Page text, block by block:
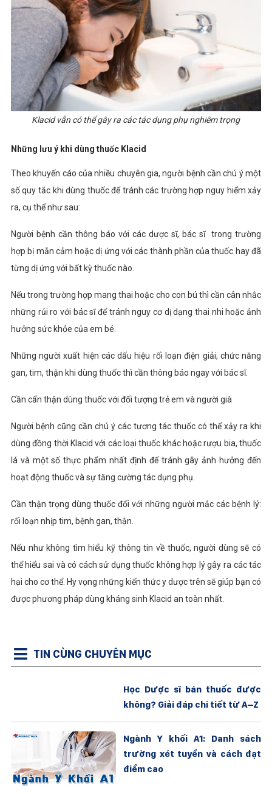
Klacid vẫn có thể gây ra các tác dụng phụ nghiêm trọng
Những lưu ý khi dùng thuốc Klacid
Theo khuyến cáo của nhiều chuyên gia, người bệnh cần chú ý một
số quy tắc khi dùng thuốc để tránh các trường hợp nguy hiểm xảy
ra, cụ thể như sau:
Người bệnh cần thông báo với các dược sĩ, bác sĩ trong trường
hợp bị mẫn cảm hoặc dị ứng với các thành phần của thuốc hay đã
từng dị ứng với bất kỳ thuốc nào.
Nếu trong trường hợp mang thai hoặc cho con bú thì cần cân nhắc
những rủi ro với bác sĩ để tránh nguy cơ dị dạng thai nhi hoặc ảnh
hưởng sức khỏe của em bé.
Những người xuất hiện các dấu hiệu rối loạn điện giải, chức năng
gan, tim, thận khi dùng thuốc thì cần thông báo ngay với bác sĩ.
Cần cẩn thận dùng thuốc với đối tượng trẻ em và người già
Người bệnh cũng cần chú ý các tương tác thuốc có thể xảy ra khi
dùng đồng thời Klacid với các loại thuốc khác hoặc rượu bia, thuốc
lá và một số thực phẩm nhất định để tránh gây ảnh hưởng đến
hoạt động thuốc và sự tăng cường tác dụng phụ.
Cần thận trọng dùng thuốc đối với những người mắc các bệnh lý:
rối loạn nhịp tim, bệnh gan, thận.
Nếu như không tìm hiểu kỹ thông tin về thuốc, người dùng sẽ có
thể hiểu sai và có cách sử dụng thuốc không hợp lý gây ra các tác
hại cho cơ thể. Hy vọng những kiến thức y dược trên sẽ giúp bạn có
được phương pháp dùng kháng sinh Klacid an toàn nhất.
TIN CÙNG CHUYÊN MỤC
Học Dược sĩ bán thuốc được
không? Giải đáp chi tiết từ A–Z
Ngành Y khối A1: Danh sách
trường xét tuyển và cách đạt
điểm cao